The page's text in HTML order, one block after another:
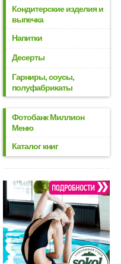
Кондитерские изделия и
выпечка
Напитки
Десерты
Гарниры, соусы,
полуфабрикаты
Фотобанк Миллион
Меню
Каталог книг